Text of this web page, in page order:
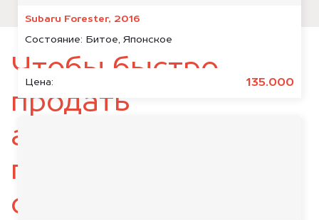
Subaru Forester, 2016
Состояние: Битое, Японское
Цена: 135.000
Чтобы быстро
продать
автомобиль,
подготовьте
следующие